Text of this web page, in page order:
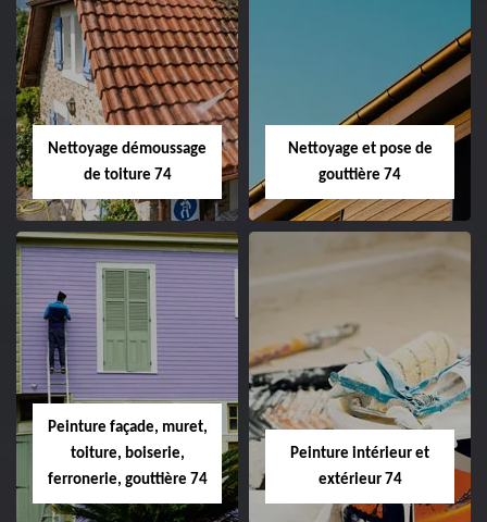
Nettoyage démoussage
de toiture 74
Nettoyage et pose de
gouttière 74
Peinture façade, muret,
toiture, boiserie,
ferronerie, gouttière 74
Peinture intérieur et
extérieur 74